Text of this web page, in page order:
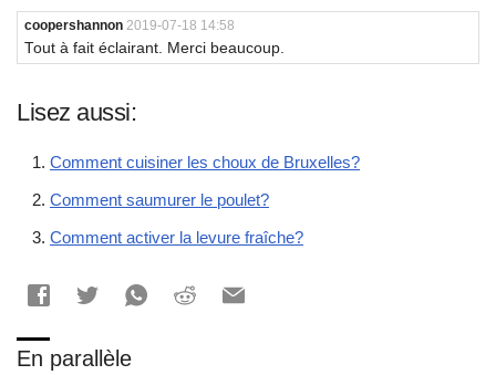
coopershannon 2019-07-18 14:58
Tout à fait éclairant. Merci beaucoup.
Lisez aussi:
Comment cuisiner les choux de Bruxelles?
Comment saumurer le poulet?
Comment activer la levure fraîche?
En parallèle